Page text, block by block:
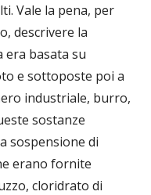
Vale la pena, per
descrivere la
era basata su
e sottoposte poi a
industriale, burro,
sostanze
sospensione di
erano fornite
cloridrato di